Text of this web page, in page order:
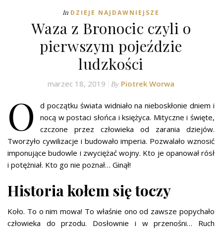
In DZIEJE NAJDAWNIEJSZE
Waza z Bronocic czyli o
pierwszym pojeździe
ludzkości
marzec 18, 2019 By Piotrek Worwa
O
d początku świata widniało na nieboskłonie dniem i
nocą w postaci słońca i księżyca. Mityczne i święte,
czczone przez człowieka od zarania dziejów.
Tworzyło cywilizacje i budowało imperia. Pozwalało wznosić
imponujące budowle i zwyciężać wojny. Kto je opanował rósł
i potężniał. Kto go nie poznał… Ginął!
Historia kołem się toczy
Koło. To o nim mowa! To właśnie ono od zawsze popychało
człowieka do przodu. Dosłownie i w przenośni… Ruch